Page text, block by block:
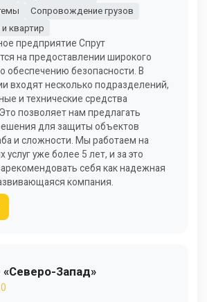
Сопровождение грузов
квартир
предприятие Спрут
на предоставлении широкого
обеспечению безопасности. В
входят несколько подразделений,
и технические средства
позволяет нам предлагать
для защиты объектов
и сложности. Мы работаем на
услуг уже более 5 лет, и за это
себя как надежная
компания.
Запад»